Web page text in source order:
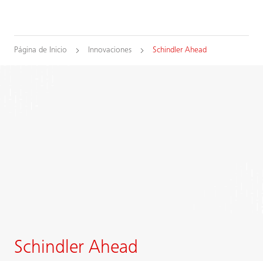
Página de Inicio Innovaciones Schindler Ahead
Schindler Ahead